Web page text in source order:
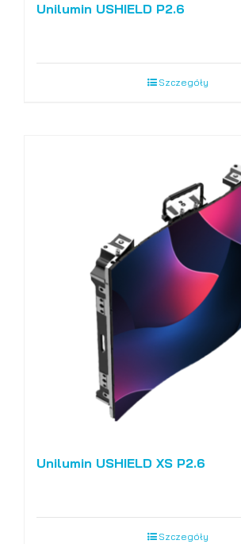
Unilumin USHIELD P2.6
Szczegóły
Unilumin USHIELD XS P2.6
Szczegóły